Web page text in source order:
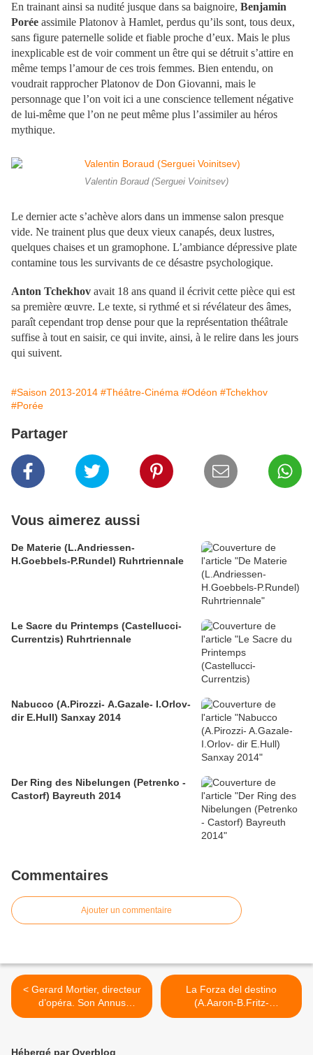
En trainant ainsi sa nudité jusque dans sa baignoire, Benjamin
Porée assimile Platonov à Hamlet, perdus qu’ils sont, tous deux,
sans figure paternelle solide et fiable proche d’eux. Mais le plus
inexplicable est de voir comment un être qui se détruit s’attire en
même temps l’amour de ces trois femmes. Bien entendu, on
voudrait rapprocher Platonov de Don Giovanni, mais le
personnage que l’on voit ici a une conscience tellement négative
de lui-même que l’on ne peut même plus l’assimiler au héros
mythique.
Valentin Boraud (Serguei Voinitsev)
Le dernier acte s’achève alors dans un immense salon presque
vide. Ne trainent plus que deux vieux canapés, deux lustres,
quelques chaises et un gramophone. L’ambiance dépressive plate
contamine tous les survivants de ce désastre psychologique.
Anton Tchekhov avait 18 ans quand il écrivit cette pièce qui est
sa première œuvre. Le texte, si rythmé et si révélateur des âmes,
paraît cependant trop dense pour que la représentation théâtrale
suffise à tout en saisir, ce qui invite, ainsi, à le relire dans les jours
qui suivent.
#Saison 2013-2014 #Théâtre-Cinéma #Odéon #Tchekhov
#Porée
Partager
Vous aimerez aussi
De Materie (L.Andriessen-
H.Goebbels-P.Rundel) Ruhrtriennale
Le Sacre du Printemps (Castellucci-
Currentzis) Ruhrtriennale
Nabucco (A.Pirozzi- A.Gazale- I.Orlov-
dir E.Hull) Sanxay 2014
Der Ring des Nibelungen (Petrenko -
Castorf) Bayreuth 2014
Commentaires
Ajouter un commentaire
< Gerard Mortier, directeur
d’opéra. Son Annus
horribilis
La Forza del destino
(A.Aaron-B.Fritz-
W.Humburg-O.Py) Köln >
Hébergé par Overblog